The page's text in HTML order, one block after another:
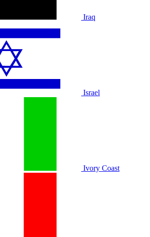
Iraq
Israel
Ivory Coast